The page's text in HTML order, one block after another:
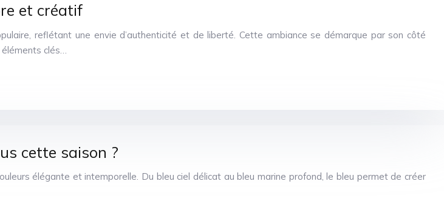
et créatif
reflétant une envie d’authenticité et de liberté. Cette ambiance se démarque par son côté
clés…
cette saison ?
élégante et intemporelle. Du bleu ciel délicat au bleu marine profond, le bleu permet de créer